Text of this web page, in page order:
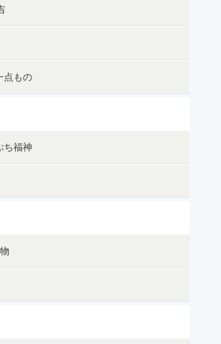
点もの
ち福神